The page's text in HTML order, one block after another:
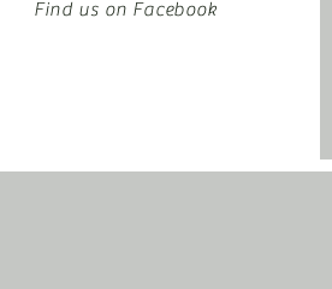
Find us on Facebook